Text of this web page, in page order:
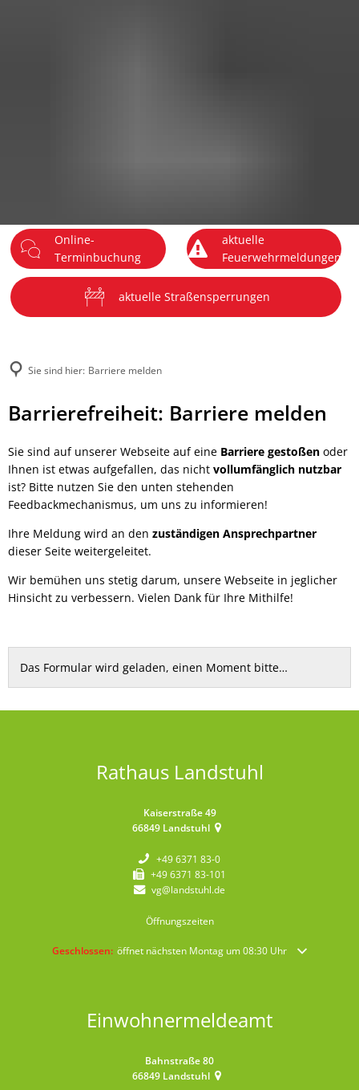
Online-
Terminbuchung
aktuelle
Feuerwehrmeldungen
aktuelle Straßensperrungen
Sie sind hier: Barriere melden
Barriere
melden
Barrierefreiheit: Barriere melden
Sie sind auf unserer Webseite auf eine Barriere gestoßen oder
Ihnen ist etwas aufgefallen, das nicht vollumfänglich nutzbar
ist? Bitte nutzen Sie den unten stehenden
Feedbackmechanismus, um uns zu informieren!
Ihre Meldung wird an den zuständigen Ansprechpartner
dieser Seite weitergeleitet.
Wir bemühen uns stetig darum, unsere Webseite in jeglicher
Hinsicht zu verbessern. Vielen Dank für Ihre Mithilfe!
Das Formular wird geladen, einen Moment bitte…
Rathaus Landstuhl
Kaiserstraße 49
66849 Landstuhl
+49 6371 83-0
+49 6371 83-101
vg@landstuhl.de
Öffnungszeiten
Klicken, um weitere Öffnungs- oder Schließzeiten auszublenden
Geschlossen: öffnet nächsten Montag um 08:30 Uhr
Einwohnermeldeamt
Bahnstraße 80
66849 Landstuhl